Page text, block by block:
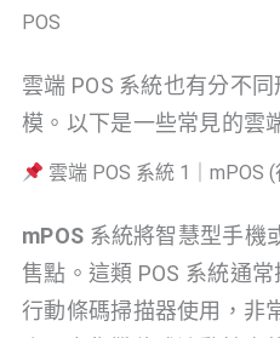
POS
雲端 POS 系統也有分不
模。以下是一些常見的雲
雲端 POS 系統 1｜mPOS
mPOS 系統將智慧型手機
售點。這類 POS 系統通
行動條碼掃描器使用，非